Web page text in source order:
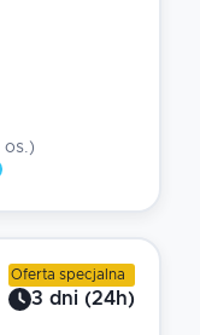
os.)
Oferta specjalna
3 dni (24h)